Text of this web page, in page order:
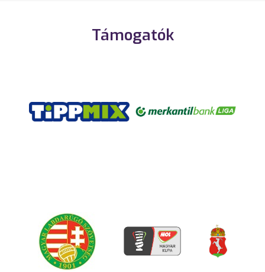
Támogatók